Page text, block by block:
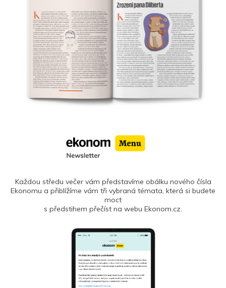
Každou středu večer vám představíme obálku nového čísla
Ekonomu a přiblížíme vám tři vybraná témata, která si budete
moct
s předstihem přečíst na webu Ekonom.cz.